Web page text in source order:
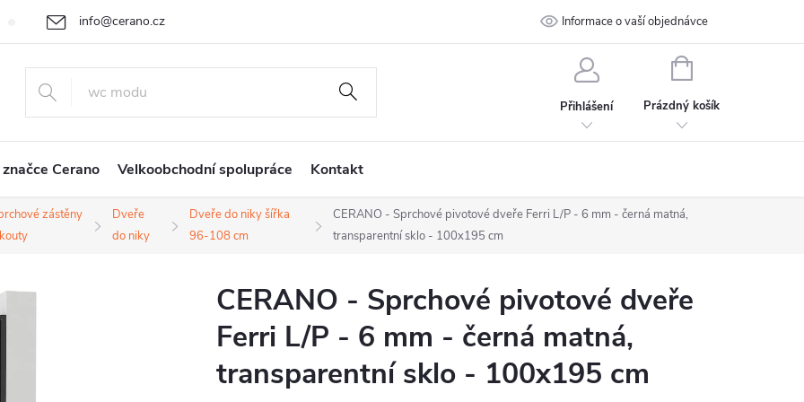
+420 226 400 232
info@cerano.cz
Cenová nabídka na míru Ochrana osobních údajů Kontakt
Informace o vaší objednávce
Přihlášení
NÁKUPNÍ
Prázdný košík
značce Cerano Velkoobchodní spolupráce Kontakt
zástěny
Dveře
do niky
Dveře do niky šířka
96-108 cm
CERANO - Sprchové pivotové dveře Ferri L/P - 6 mm - černá matná,
transparentní sklo - 100x195 cm
CERANO - Sprchové pivotové dveře
Ferri L/P - 6 mm - černá matná,
transparentní sklo - 100x195 cm